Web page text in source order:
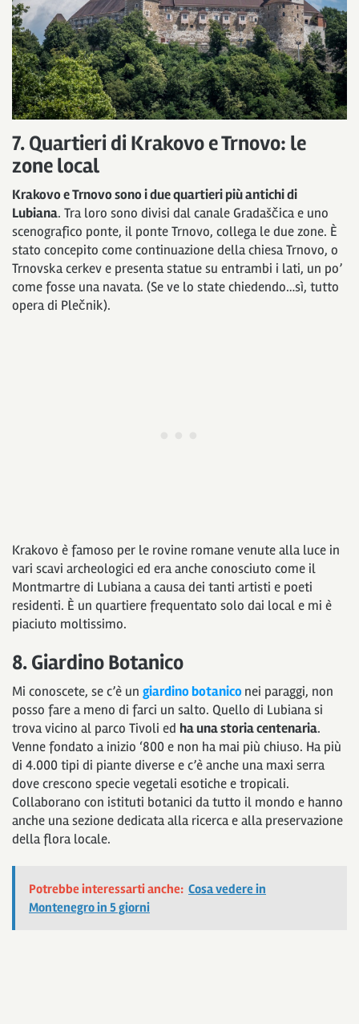
7. Quartieri di Krakovo e Trnovo: le
zone local
Krakovo e Trnovo sono i due quartieri più antichi di
Lubiana. Tra loro sono divisi dal canale Gradaščica e uno
scenografico ponte, il ponte Trnovo, collega le due zone. È
stato concepito come continuazione della chiesa Trnovo, o
Trnovska cerkev e presenta statue su entrambi i lati, un po’
come fosse una navata. (Se ve lo state chiedendo…sì, tutto
opera di Plečnik).
Krakovo è famoso per le rovine romane venute alla luce in
vari scavi archeologici ed era anche conosciuto come il
Montmartre di Lubiana a causa dei tanti artisti e poeti
residenti. È un quartiere frequentato solo dai local e mi è
piaciuto moltissimo.
8. Giardino Botanico
Mi conoscete, se c’è un giardino botaniconei paraggi, non
posso fare a meno di farci un salto. Quello di Lubiana si
trova vicino al parco Tivoli ed ha una storia centenaria.
Venne fondato a inizio ‘800 e non ha mai più chiuso. Ha più
di 4.000 tipi di piante diverse e c’è anche una maxi serra
dove crescono specie vegetali esotiche e tropicali.
Collaborano con istituti botanici da tutto il mondo e hanno
anche una sezione dedicata alla ricerca e alla preservazione
della flora locale.
Potrebbe interessarti anche: Cosa vedere in
Montenegro in 5 giorni